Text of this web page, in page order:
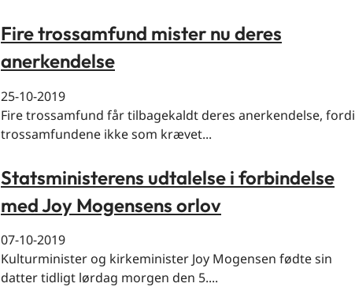
Fire trossamfund mister nu deres
anerkendelse
25-10-2019
Fire trossamfund får tilbagekaldt deres anerkendelse, fordi
trossamfundene ikke som krævet...
Statsministerens udtalelse i forbindelse
med Joy Mogensens orlov
07-10-2019
Kulturminister og kirkeminister Joy Mogensen fødte sin
datter tidligt lørdag morgen den 5....